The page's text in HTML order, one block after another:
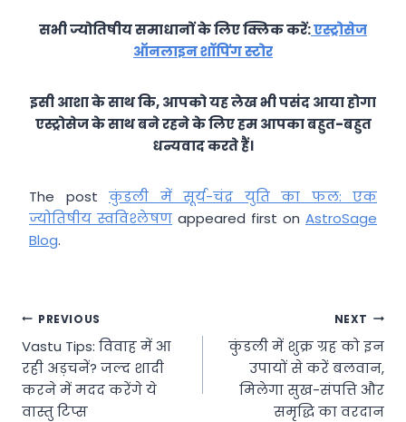
सभी ज्योतिषीय समाधानों के लिए क्लिक करें:एस्ट्रोसेज
ऑनलाइन शॉपिंग स्टोर
इसी आशा के साथ कि, आपको यह लेख भी पसंद आया होगा
एस्ट्रोसेज के साथ बने रहने के लिए हम आपका बहुत-बहुत
धन्यवाद करते हैं।
The post कुंडली में सूर्य-चंद्र युति का फल: एक
ज्योतिषीय स्वविश्लेषण appeared first on AstroSage
Blog.
Post
navigation
PREVIOUS
Vastu Tips: विवाह में आ
रही अड़चनें? जल्द शादी
करने में मदद करेंगे ये
वास्तु टिप्स
NEXT
कुंडली में शुक्र ग्रह को इन
उपायों से करें बलवान,
मिलेगा सुख-संपत्ति और
समृद्धि का वरदान